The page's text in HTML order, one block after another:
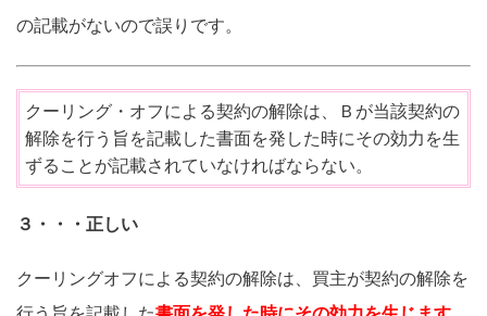
の記載がないので誤りです。
クーリング・オフによる契約の解除は、Ｂが当該契約の
解除を行う旨を記載した書面を発した時にその効力を生
ずることが記載されていなければならない。
３・・・正しい
クーリングオフによる契約の解除は、買主が契約の解除を